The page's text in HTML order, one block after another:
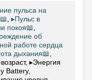
пульса на
▸Пульс в
покоя📖
об
работе сердца
дыхания📖
▸Энергия
Battery,